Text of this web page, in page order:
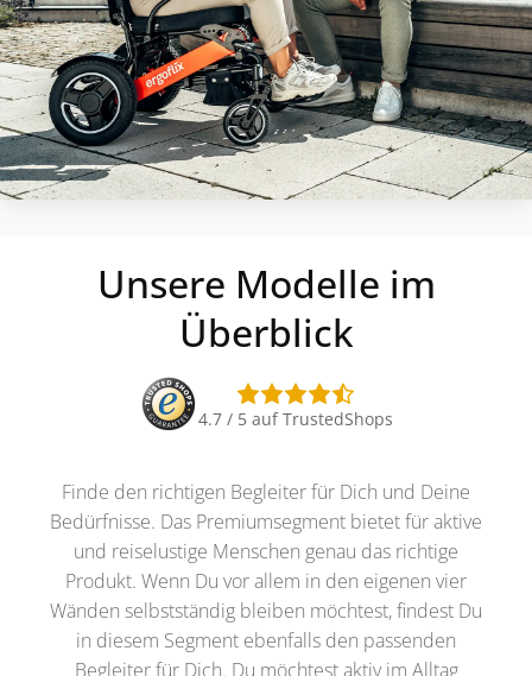
Unsere Modelle im
Überblick
4.7 / 5 auf TrustedShops
Finde den richtigen Begleiter für Dich und Deine
Bedürfnisse. Das Premiumsegment bietet für aktive
und reiselustige Menschen genau das richtige
Produkt. Wenn Du vor allem in den eigenen vier
Wänden selbstständig bleiben möchtest, findest Du
in diesem Segment ebenfalls den passenden
Begleiter für Dich. Du möchtest aktiv im Alltag